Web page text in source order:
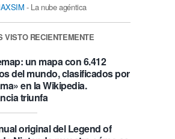
- La nube agéntica
VISTO RECIENTEMENTE
un mapa con 6.412
del mundo, clasificados por
en la Wikipedia.
triunfa
original del Legend of